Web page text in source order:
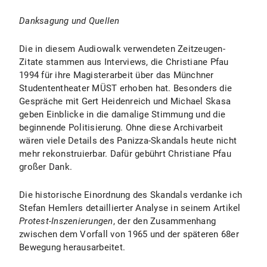
Danksagung und Quellen
Die in diesem Audiowalk verwendeten Zeitzeugen-
Zitate stammen aus Interviews, die Christiane Pfau
1994 für ihre Magisterarbeit über das Münchner
Studententheater MÜST erhoben hat. Besonders die
Gespräche mit Gert Heidenreich und Michael Skasa
geben Einblicke in die damalige Stimmung und die
beginnende Politisierung. Ohne diese Archivarbeit
wären viele Details des Panizza-Skandals heute nicht
mehr rekonstruierbar. Dafür gebührt Christiane Pfau
großer Dank.
Die historische Einordnung des Skandals verdanke ich
Stefan Hemlers detaillierter Analyse in seinem Artikel
Protest-Inszenierungen, der den Zusammenhang
zwischen dem Vorfall von 1965 und der späteren 68er
Bewegung herausarbeitet.